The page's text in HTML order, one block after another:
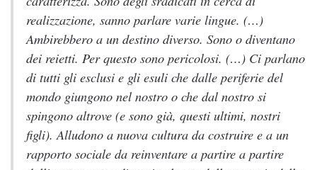
realizzazione, sanno parlare varie lingue. (…)
Ambirebbero a un destino diverso. Sono o diventano
dei reietti. Per questo sono pericolosi. (…) Ci parlano
di tutti gli esclusi e gli esuli che dalle periferie del
mondo giungono nel nostro o che dal nostro si
spingono altrove (e sono già, questi ultimi, nostri
figli). Alludono a nuova cultura da costruire e a un
rapporto sociale da reinventare a partire a partire